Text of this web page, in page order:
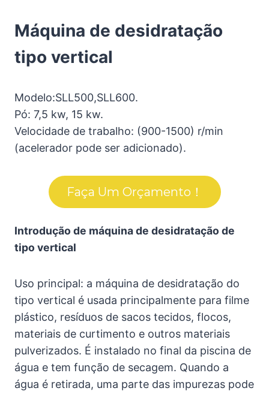
Máquina de desidratação
tipo vertical
Modelo:SLL500,SLL600.
Pó: 7,5 kw, 15 kw.
Velocidade de trabalho: (900-1500) r/min
(acelerador pode ser adicionado).
Faça Um Orçamento！
Introdução de máquina de desidratação de
tipo vertical
Uso principal: a máquina de desidratação do
tipo vertical é usada principalmente para filme
plástico, resíduos de sacos tecidos, flocos,
materiais de curtimento e outros materiais
pulverizados. É instalado no final da piscina de
água e tem função de secagem. Quando a
água é retirada, uma parte das impurezas pode